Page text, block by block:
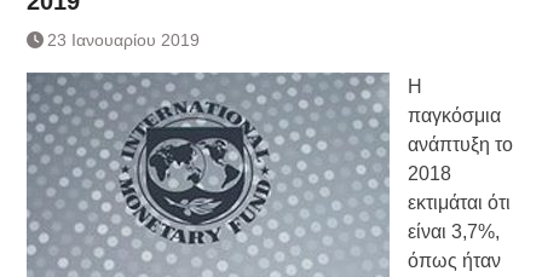
Συναλλάγματος &
Τραπεζογραμματίων 7-3-2019
Ημερήσιο Δελτίο Τιμών
Συναλλάγματος &
Τραπεζογραμματίων 4-3-2019
Κάθοδος αγροτών
Δικαιοσύνη
23 Ιανουαρίου 2019
Η
παγκόσμια
ανάπτυξη το
2018
εκτιμάται ότι
είναι 3,7%,
όπως ήταν